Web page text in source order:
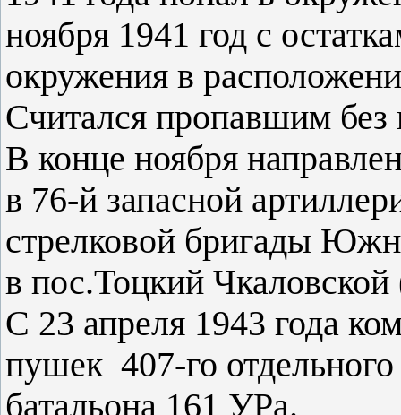
ноября 1941 год с
окружения в
Считался пропавшим без
В конце ноября
в 76-й запасной
стрелковой бригады
в пос.Тоцкий
С 23 апреля 1943 года
пушек 407-го
батальона 161 УРа.